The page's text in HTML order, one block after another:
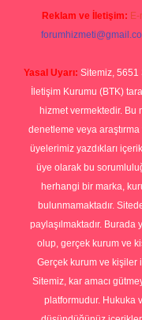
Reklam ve İletişim:
Yasal Uyarı: Sitemiz, 5651
İletişim Kurumu (BTK)
hizmet vermektedir.
denetleme veya
üyelerimiz yazdıkları
üye olarak bu
herhangi bir marka,
bulunmamaktadır.
paylaşılmaktadır.
olup, gerçek kurum ve
Gerçek kurum ve kişiler
Sitemiz, kar amacı
platformudur. Hukuka